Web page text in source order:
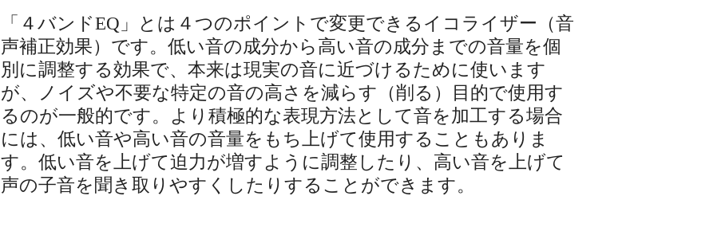
「４バンドEQ」とは４つのポイントで変更できるイコライザー（音
声補正効果）です。低い音の成分から高い音の成分までの音量を個
別に調整する効果で、本来は現実の音に近づけるために使います
が、ノイズや不要な特定の音の高さを減らす（削る）目的で使用す
るのが一般的です。より積極的な表現方法として音を加工する場合
には、低い音や高い音の音量をもち上げて使用することもありま
す。低い音を上げて迫力が増すように調整したり、高い音を上げて
声の子音を聞き取りやすくしたりすることができます。